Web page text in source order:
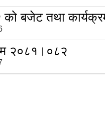
बजेट तथा
२०८१।०८२